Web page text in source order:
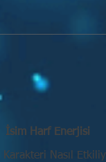
İsim Harf Enerjisi
Karakteri Nasıl